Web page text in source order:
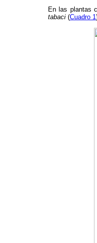
En las plantas
tabaci (Cuadro 1